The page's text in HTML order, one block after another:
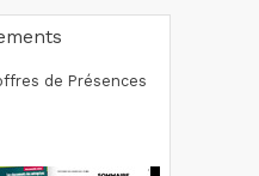
de Présences